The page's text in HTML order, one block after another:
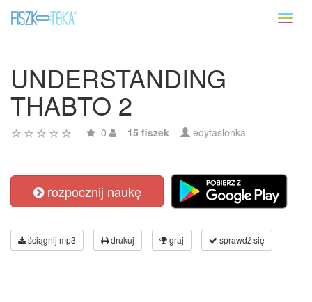
UNDERSTANDING
THABTO 2
0 15 fiszek edytaslonka
rozpocznij naukę
ściągnij mp3 drukuj graj sprawdź się